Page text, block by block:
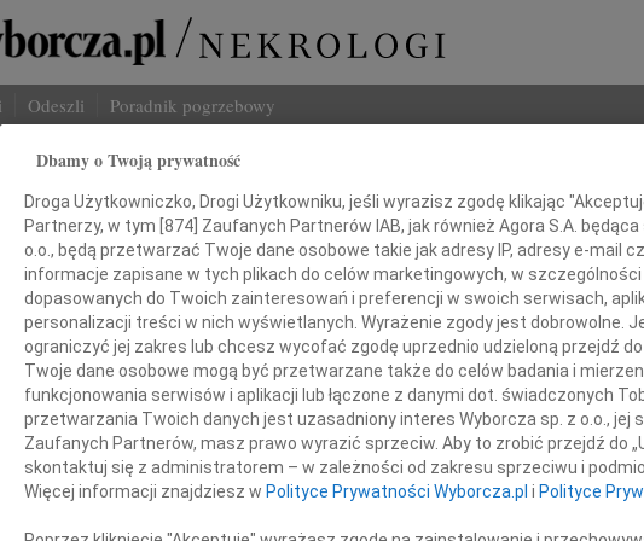
Odeszli Poradnik pogrzebowy
NAZWISKO: Marian Kosecki
REGION: Gdańsk
DATA EMISJI: 02.03.2023
głębokim żalem zawiadamiamy, że 27 lutego 2023 roku na wieczną wachtę odszedł
ostatni z Puchatków, Najwspanialszy Tato i Dziadek
Dbamy o Twoją prywatność
Droga Użytkowniczko, Drogi Użytkowniku, jeśli wyrazisz zgodę klikając
Partnerzy, w tym [874] Zaufanych Partnerów IAB, jak również Agora S.A.
o.o., będą przetwarzać Twoje dane osobowe takie jak adresy IP, adresy e-mail
informacje zapisane w tych plikach do celów marketingowych, w
dopasowanych do Twoich zainteresowań i preferencji w swoich serwisach,
personalizacji treści w nich wyświetlanych. Wyrażenie zgody jest dobrowolne.
ograniczyć jej zakres lub chcesz wycofać zgodę uprzednio udzieloną przejdź do
Twoje dane osobowe mogą być przetwarzane także do celów badania i
funkcjonowania serwisów i aplikacji lub łączone z danymi dot. świadczonych
przetwarzania Twoich danych jest uzasadniony interes Wyborcza sp. z o.o., jej
Zaufanych Partnerów, masz prawo wyrazić sprzeciw. Aby to zrobić przejdź do
skontaktuj się z administratorem – w zależności od zakresu sprzeciwu i
Więcej informacji znajdziesz w Polityce Prywatności Wyborcza.pl i Polityce